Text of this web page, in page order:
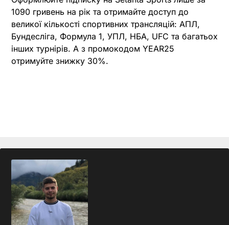
1090 гривень на рік та отримайте доступ до
великої кількості спортивних трансляцій: АПЛ,
Бундесліга, Формула 1, УПЛ, НБА, UFC та багатьох
інших турнірів. А з промокодом YEAR25
отримуйте знижку 30%.